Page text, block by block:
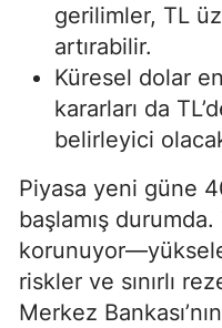
gerilimler, TL
artırabilir.
Küresel dolar
kararları da
belirleyici
Piyasa yeni güne
başlamış
riskler ve sınırlı
Merkez